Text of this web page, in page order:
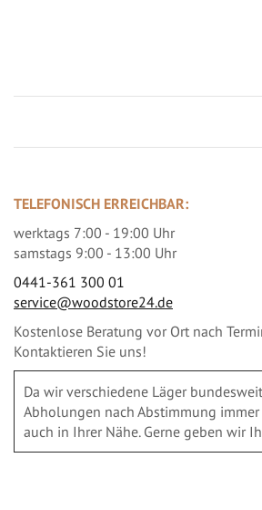
TELEFONISCH ERREICHBAR:
werktags 7:00 - 19:00 Uhr
samstags 9:00 - 13:00 Uhr
0441-361 300 01
service@woodstore24.de
Kostenlose Beratung vor Ort nach
Kontaktieren Sie uns!
Da wir verschiedene Läger
Abholungen nach Abstimmung
auch in Ihrer Nähe. Gerne geben wir